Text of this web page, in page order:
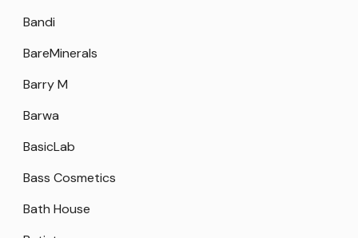
Bandi
BareMinerals
Barry M
Barwa
BasicLab
Bass Cosmetics
Bath House